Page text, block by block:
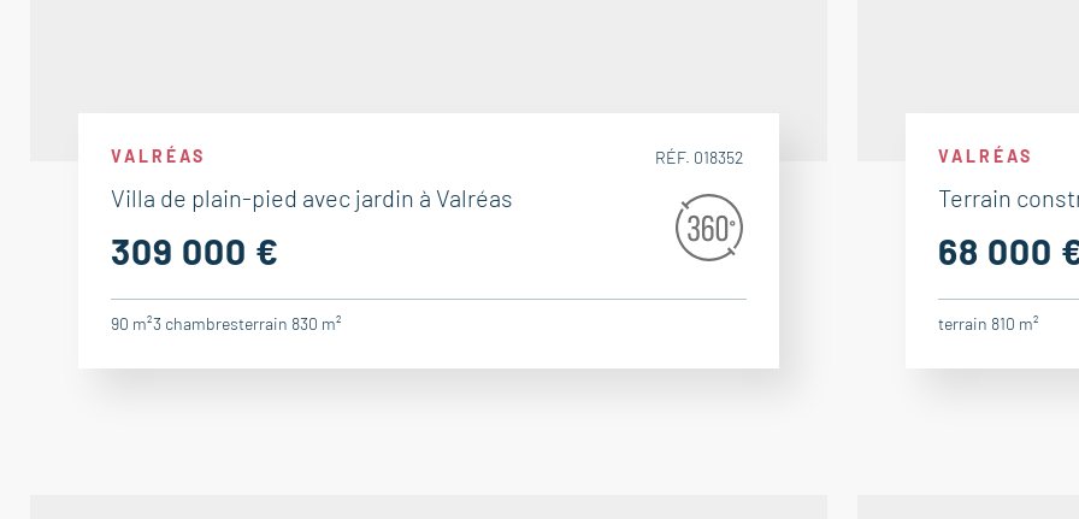
VALRÉAS
Villa de plain-pied avec jardin à Valréas
309 000 €
RÉF. 018352
90 m²3 chambresterrain 830 m²
VALRÉAS
Terrain
68 000
terrain 810 m²